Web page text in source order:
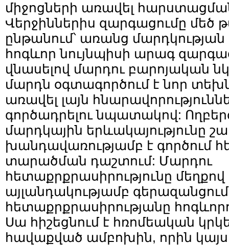
միջոցների առավել
Վերջիններիս զարգացումը մեծ
ընթանում՝ առանց
հոգևոր նույնպիսի արագ
վնասելով մարդու բարոյական
մարդն օգտագործում է նոր
առավել լայն
գործադրելու նպատակով:
մարդկային երևակայությունը
խանդավառությամբ է գործում
տարածման դաշտում: Մարդու
հետաքրքրասիրությունը
այլանդակությամբ
հետաքրքրասիրությանը
Սա հիշեցնում է հռոմեական
հավաքված ամբոխին, որին